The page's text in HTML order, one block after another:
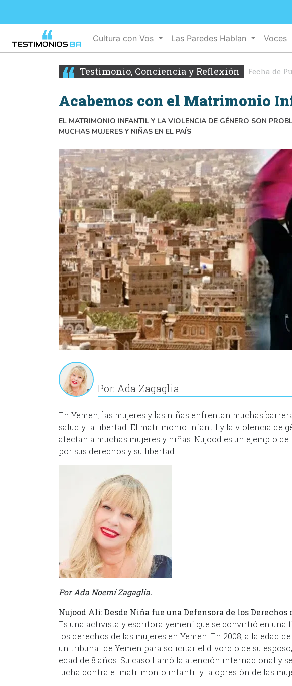
Cultura con Vos Las Paredes Hablan Voces
Testimonio, Conciencia y Reflexión Fecha de
Acabemos con el Matrimonio
EL MATRIMONIO INFANTIL Y LA VIOLENCIA DE GÉNERO SON
MUCHAS MUJERES Y NIÑAS EN EL PAÍS
Por: Ada Zagaglia
En Yemen, las mujeres y las niñas enfrentan muchas
salud y la libertad. El matrimonio infantil y la violencia de
afectan a muchas mujeres y niñas. Nujood es un ejemplo
por sus derechos y su libertad.
Por Ada Noemí Zagaglia.
Nujood Ali: Desde Niña fue una Defensora de los Derechos
Es una activista y escritora yemení que se convirtió en una
los derechos de las mujeres en Yemen. En 2008, a la edad
un tribunal de Yemen para solicitar el divorcio de su
edad de 8 años. Su caso llamó la atención internacional y
lucha contra el matrimonio infantil y la opresión de las